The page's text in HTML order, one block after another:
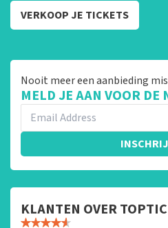
VERKOOP JE TICKETS
Nooit meer een aanbieding
MELD JE AAN VOOR DE
KLANTEN OVER